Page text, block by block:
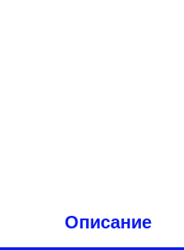
Описание